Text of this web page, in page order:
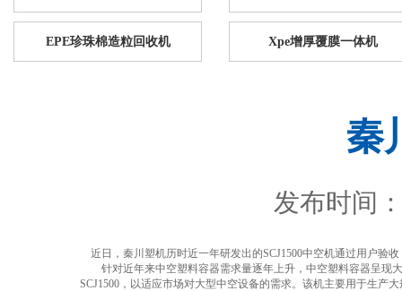
EPE珍珠棉造粒回收机 Xpe增厚覆膜一体机
秦
发布时间
近日，秦川塑机历时近一年研发出的SCJ1500中空机通过用户验
针对近年来中空塑料容器需求量逐年上升，中空塑料容器呈现大
SCJ1500，以适应市场对大型中空设备的需求。该机主要用于生产